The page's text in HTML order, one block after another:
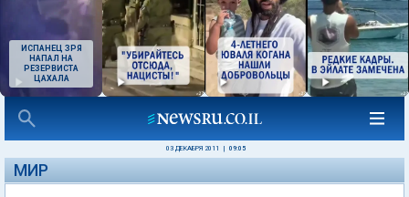
ИСПАНЕЦ ЗРЯ
НАПАЛ НА
РЕЗЕРВИСТА
ЦАХАЛА
03 ДЕКАБРЯ 2011 09:05
МИР